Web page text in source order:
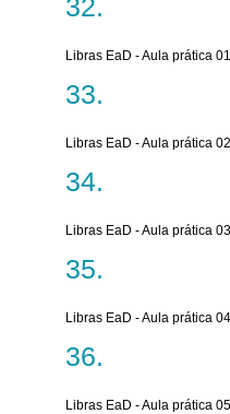
Libras EaD - Aula prática
Libras EaD - Aula prática
Libras EaD - Aula prática
Libras EaD - Aula prática
Libras EaD - Aula prática